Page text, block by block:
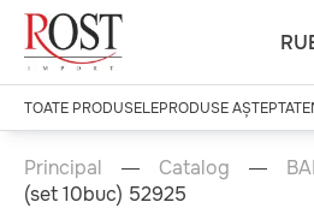
RU
TOATE PRODUSELEPRODUSE AȘTEPTATE
Principal Catalog
(set 10buc) 52925